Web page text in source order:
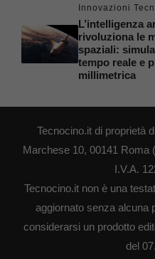
Innovazioni
L’intelligenza
rivoluziona le
spaziali:
tempo reale e
millimetrica
Tecnocino.it di proprietà
Marchese 10, 00141 Roma
I.V.A.
Tecnocino.it non è una
aggiornato senza alcuna
considerarsi un prodotto
del